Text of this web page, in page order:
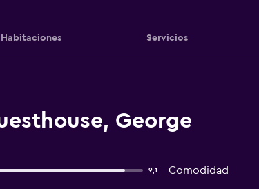
Habitaciones Servicios
George
9,1 Comodidad